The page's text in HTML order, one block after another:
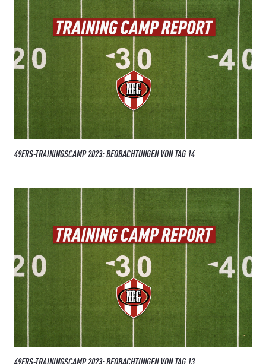
49ERS-TRAININGSCAMP 2023: BEOBACHTUNGEN VON TAG 14
49ERS-TRAININGSCAMP 2023: BEOBACHTUNGEN VON TAG 13